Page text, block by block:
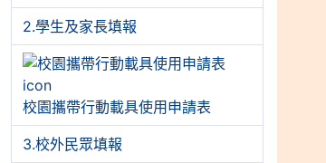
2.學生及家長填報
校園攜帶行動載具使用申請表
3.校外民眾填報